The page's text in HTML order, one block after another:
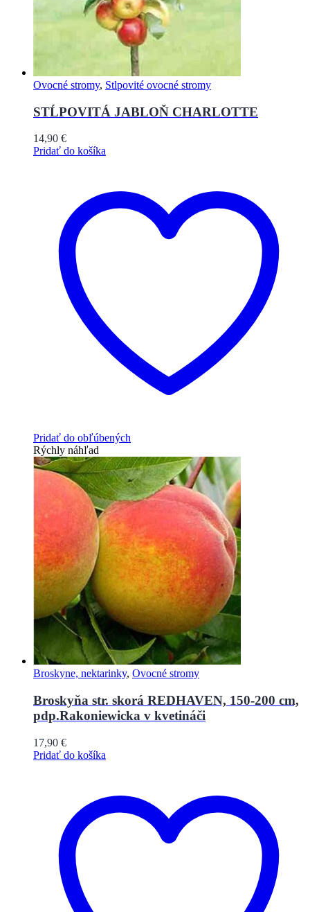
Ovocné stromy, Stlpovité ovocné stromy
STĹPOVITÁ JABLOŇ CHARLOTTE
14,90 €
Pridať do košíka
Pridať do obľúbených
Rýchly náhľad
Broskyne, nektarinky, Ovocné stromy
Broskyňa str. skorá REDHAVEN, 150-200 cm,
pdp.Rakoniewicka v kvetináči
17,90 €
Pridať do košíka